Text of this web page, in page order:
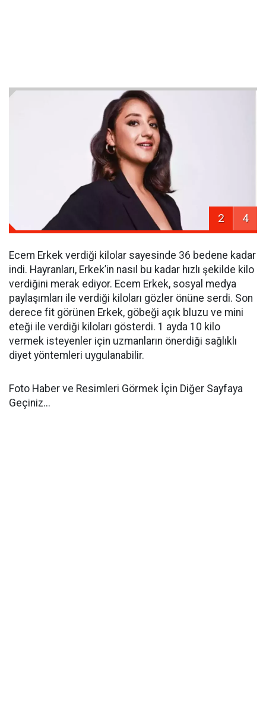
2 4
Ecem Erkek verdiği kilolar sayesinde 36 bedene kadar
indi. Hayranları, Erkek’in nasıl bu kadar hızlı şekilde kilo
verdiğini merak ediyor. Ecem Erkek, sosyal medya
paylaşımları ile verdiği kiloları gözler önüne serdi. Son
derece fit görünen Erkek, göbeği açık bluzu ve mini
eteği ile verdiği kiloları gösterdi. 1 ayda 10 kilo
vermek isteyenler için uzmanların önerdiği sağlıklı
diyet yöntemleri uygulanabilir.
Foto Haber ve Resimleri Görmek İçin Diğer Sayfaya
Geçiniz...